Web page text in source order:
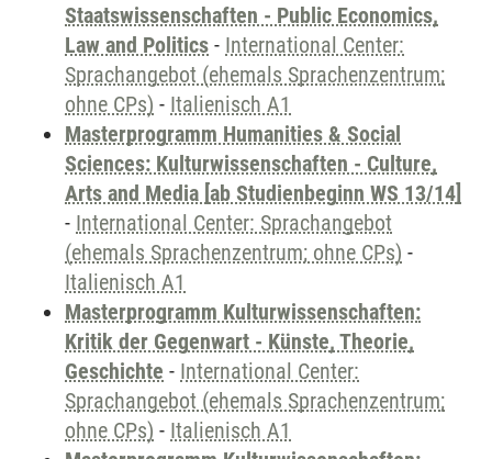
Staatswissenschaften - Public Economics,
Law and Politics - International Center:
Sprachangebot (ehemals Sprachenzentrum;
ohne CPs) - Italienisch A1
Masterprogramm Humanities & Social
Sciences: Kulturwissenschaften - Culture,
Arts and Media [ab Studienbeginn WS 13/14]
- International Center: Sprachangebot
(ehemals Sprachenzentrum; ohne CPs) -
Italienisch A1
Masterprogramm Kulturwissenschaften:
Kritik der Gegenwart - Künste, Theorie,
Geschichte - International Center:
Sprachangebot (ehemals Sprachenzentrum;
ohne CPs) - Italienisch A1